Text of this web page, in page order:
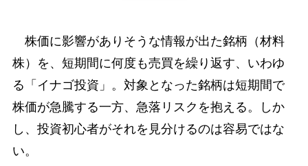
株価に影響がありそうな情報が出た銘柄（材料
株）を、短期間に何度も売買を繰り返す、いわゆ
る「イナゴ投資」。対象となった銘柄は短期間で
株価が急騰する一方、急落リスクを抱える。しか
し、投資初心者がそれを見分けるのは容易ではな
い。